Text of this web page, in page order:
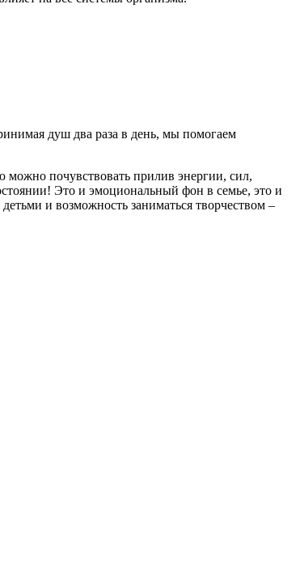
душ два раза в день, мы помогаем
можно почувствовать прилив энергии, сил,
Это и эмоциональный фон в семье, это и
и возможность заниматься творчеством –